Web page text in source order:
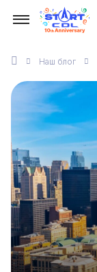
Наш блог